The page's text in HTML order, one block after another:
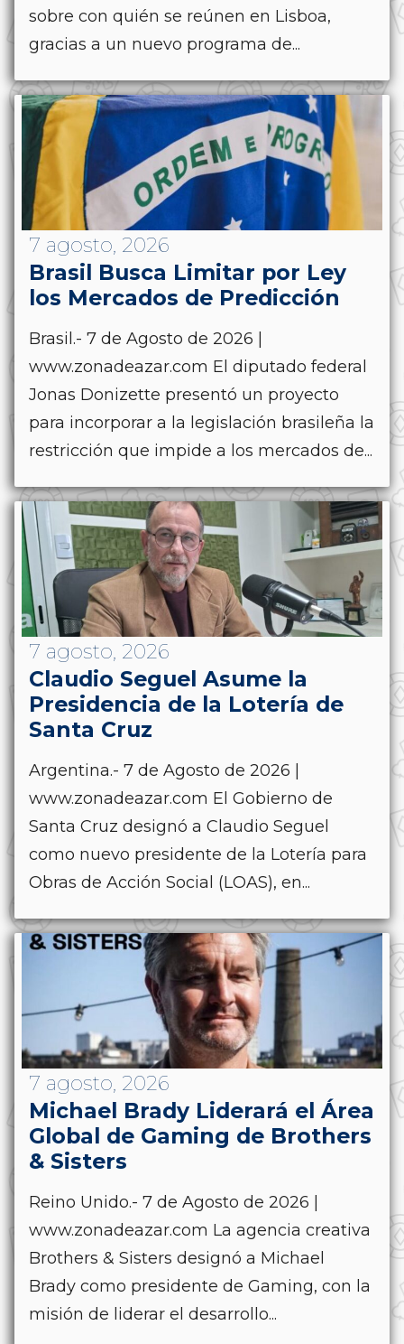
sobre con quién se reúnen en Lisboa,
gracias a un nuevo programa de...
7 agosto, 2026
Brasil Busca Limitar por Ley
los Mercados de Predicción
Brasil.- 7 de Agosto de 2026 |
www.zonadeazar.com El diputado federal
Jonas Donizette presentó un proyecto
para incorporar a la legislación brasileña la
restricción que impide a los mercados de...
7 agosto, 2026
Claudio Seguel Asume la
Presidencia de la Lotería de
Santa Cruz
Argentina.- 7 de Agosto de 2026 |
www.zonadeazar.com El Gobierno de
Santa Cruz designó a Claudio Seguel
como nuevo presidente de la Lotería para
Obras de Acción Social (LOAS), en...
7 agosto, 2026
Michael Brady Liderará el Área
Global de Gaming de Brothers
& Sisters
Reino Unido.- 7 de Agosto de 2026 |
www.zonadeazar.com La agencia creativa
Brothers & Sisters designó a Michael
Brady como presidente de Gaming, con la
misión de liderar el desarrollo...